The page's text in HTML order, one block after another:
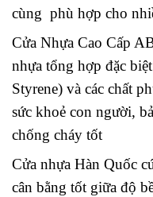
cùng phù hợp cho
Cửa Nhựa Cao Cấp
nhựa tổng hợp đặc
Styrene) và các chất
sức khoẻ con người,
chống cháy tốt
Cửa nhựa Hàn Quốc
cân bằng tốt giữa độ